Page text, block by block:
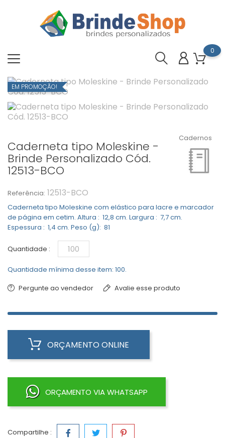
0
EM PROMOÇÃO!
Caderneta tipo Moleskine -
Brinde Personalizado Cód.
12513-BCO
Referência: 12513-BCO
Caderneta tipo Moleskine com elástico para lacre e marcador
de página em cetim. Altura : 12,8 cm. Largura : 7,7 cm.
Espessura : 1,4 cm. Peso (g): 81
Quantidade :
Quantidade mínima desse item: 100.
Pergunte ao vendedor
Avalie esse produto
ORÇAMENTO ONLINE
ORÇAMENTO VIA WHATSAPP
Compartilhe :
Cadernos